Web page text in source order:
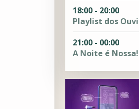
18:00 - 20:00
Playlist dos
21:00 - 00:00
A Noite é Nossa!